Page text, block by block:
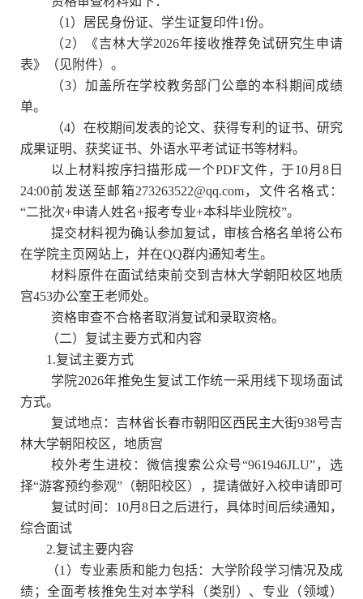
（1 ）居民身份证、学生证复印件1份。
（2）《吉林大学2026年接收推荐免试研究生申请
表》（见附件）。
（3）加盖所在学校教务部门公章的本科期间成绩
单。
（4）在校期间发表的论文、获得专利的证书、研究
成果证明、获奖证书、外语水平考试证书等材料。
以上材料按序扫描形成一个PDF文件，于10月8 日
24:00前发送至邮箱273263522@qq.com，文件名格式：
“二批次+申请人姓名+报考专业+本科毕业院校”。
提交材料视为确认参加复试，审核合格名单将公布
在学院主页网站上，并在QQ群内通知考生。
材料原件在面试结束前交到吉林大学朝阳校区地质
宫453办公室王老师处。
资格审查不合格者取消复试和录取资格。
（二）复试主要方式和内容
1.复试主要方式
学院2026年推免生复试工作统一采用线下现场面试
方式。
复试地点：吉林省长春市朝阳区西民主大街938号吉
林大学朝阳校区，地质宫
校外考生进校：微信搜索公众号“961946JLU”，选
择“游客预约参观”（朝阳校区），提请做好入校申请即可
复试时间： 10月 8 日之后进行，具体时间后续通知，
综合面试
2.复试主要内容
（1 ）专业素质和能力包括：大学阶段学习情况及成
绩；全面考核推免生对本学科（类别）、专业（领域）